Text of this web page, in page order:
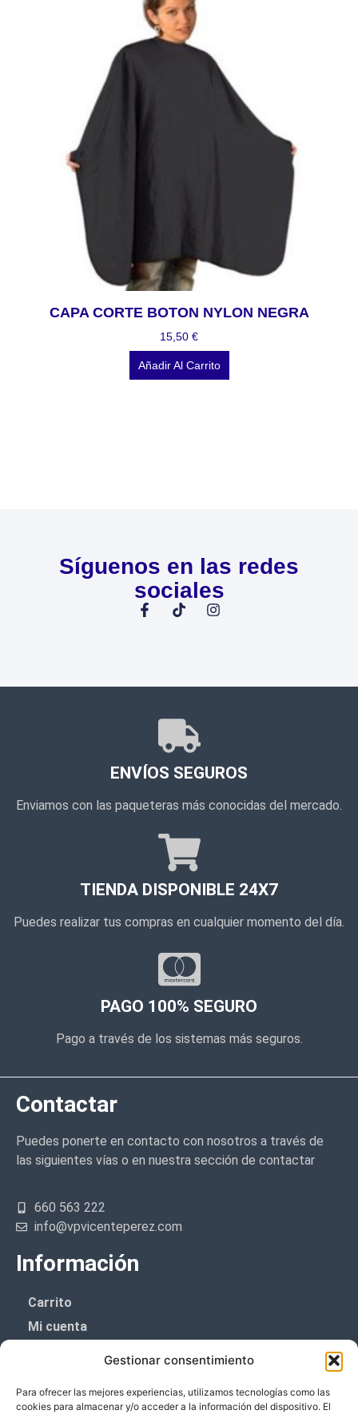
Gestionar consentimiento
Para ofrecer las mejores experiencias, utilizamos tecnologías como las
cookies para almacenar y/o acceder a la información del dispositivo. El
CAPA CORTE BOTON NYLON NEGRA
15,50 €
Añadir Al Carrito
Síguenos en las redes
sociales
ENVÍOS SEGUROS
Enviamos con las paqueteras más conocidas del mercado.
TIENDA DISPONIBLE 24X7
Puedes realizar tus compras en cualquier momento del día.
PAGO 100% SEGURO
Pago a través de los sistemas más seguros.
Contactar
Puedes ponerte en contacto con nosotros a través de
las siguientes vías o en nuestra sección de contactar
660 563 222
info@vpvicenteperez.com
Información
Carrito
Mi cuenta
Política de cookies (UE)